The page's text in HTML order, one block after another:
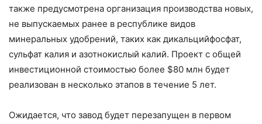
также предусмотрена организация производства новых,
не выпускаемых ранее в республике видов
минеральных удобрений, таких как дикальцийфосфат,
сульфат калия и азотнокислый калий. Проект с общей
инвестиционной стоимостью более $80 млн будет
реализован в несколько этапов в течение 5 лет.
Ожидается, что завод будет перезапущен в первом